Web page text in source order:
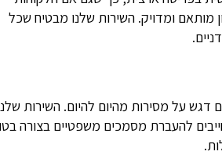
מותאם ומדויק. השירות שלנו מבטיח שכל
דגש על מסירות מהיום להיום. השירות
להעברת מסמכים משפטיים בצורה